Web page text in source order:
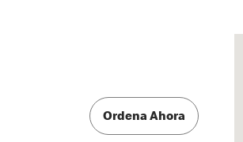
Ordena Ahora